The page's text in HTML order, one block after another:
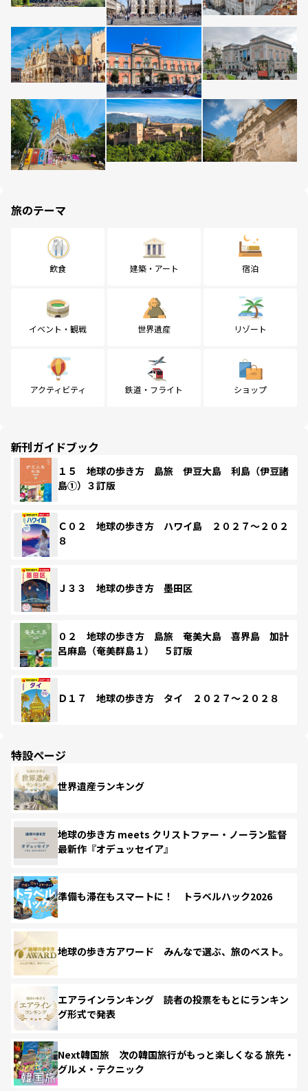
旅のテーマ
飲食 建築・アート 宿泊
イベント・観戦 世界遺産 リゾート
アクティビティ 鉄道・フライト ショップ
新刊ガイドブック
１５ 地球の歩き方 島旅 伊豆大島 利島（伊豆諸
島①）３訂版
Ｃ０２ 地球の歩き方 ハワイ島 ２０２７～２０２
８
Ｊ３３ 地球の歩き方 墨田区
０２ 地球の歩き方 島旅 奄美大島 喜界島 加計
呂麻島（奄美群島１） ５訂版
Ｄ１７ 地球の歩き方 タイ ２０２７～２０２８
特設ページ
世界遺産ランキング
地球の歩き方 meets クリストファー・ノーラン監督
最新作『オデュッセイア』
準備も滞在もスマートに！ トラベルハック2026
地球の歩き方アワード みんなで選ぶ、旅のベスト。
エアラインランキング 読者の投票をもとにランキン
グ形式で発表
Next韓国旅 次の韓国旅行がもっと楽しくなる 旅先・
グルメ・テクニック